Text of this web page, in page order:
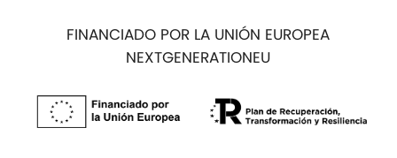
FINANCIADO POR LA UNIÓN EUROPEA
NEXTGENERATIONEU